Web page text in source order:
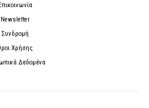
Newsletter
Συνδρομή
Χρήσης
Δεδομένα